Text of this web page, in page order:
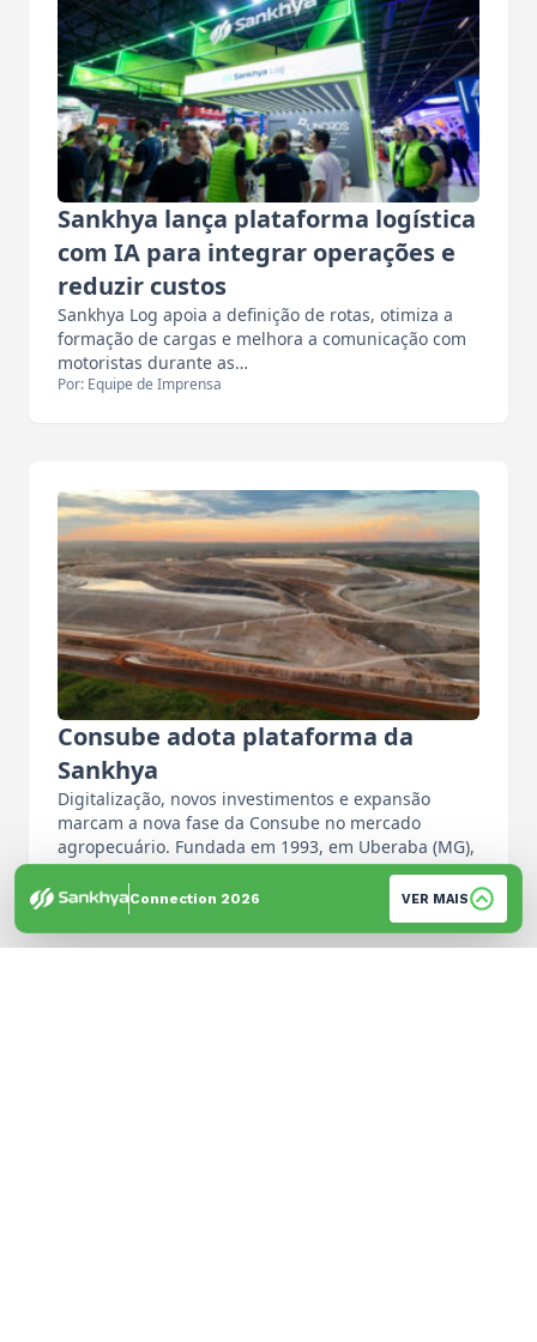
Sankhya lança plataforma logística
com IA para integrar operações e
reduzir custos
Sankhya Log apoia a definição de rotas, otimiza a
formação de cargas e melhora a comunicação com
motoristas durante as…
Por: Equipe de Imprensa
Consube adota plataforma da
Sankhya
Digitalização, novos investimentos e expansão
marcam a nova fase da Consube no mercado
agropecuário. Fundada em 1993, em Uberaba (MG),
…
Por: Equipe de Imprensa
Connection 2026 VER MAIS